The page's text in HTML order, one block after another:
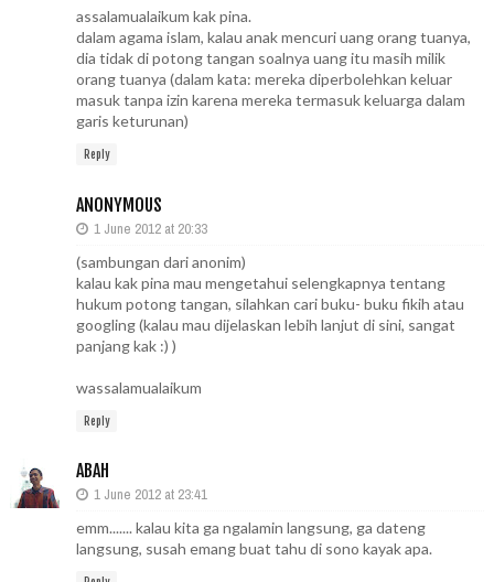
assalamualaikum kak pina.
dalam agama islam, kalau anak mencuri uang orang tuanya,
dia tidak di potong tangan soalnya uang itu masih milik
orang tuanya (dalam kata: mereka diperbolehkan keluar
masuk tanpa izin karena mereka termasuk keluarga dalam
garis keturunan)
Reply
ANONYMOUS
1 June 2012 at 20:33
(sambungan dari anonim)
kalau kak pina mau mengetahui selengkapnya tentang
hukum potong tangan, silahkan cari buku- buku fikih atau
googling (kalau mau dijelaskan lebih lanjut di sini, sangat
panjang kak :) )
wassalamualaikum
Reply
ABAH
1 June 2012 at 23:41
emm....... kalau kita ga ngalamin langsung, ga dateng
langsung, susah emang buat tahu di sono kayak apa.